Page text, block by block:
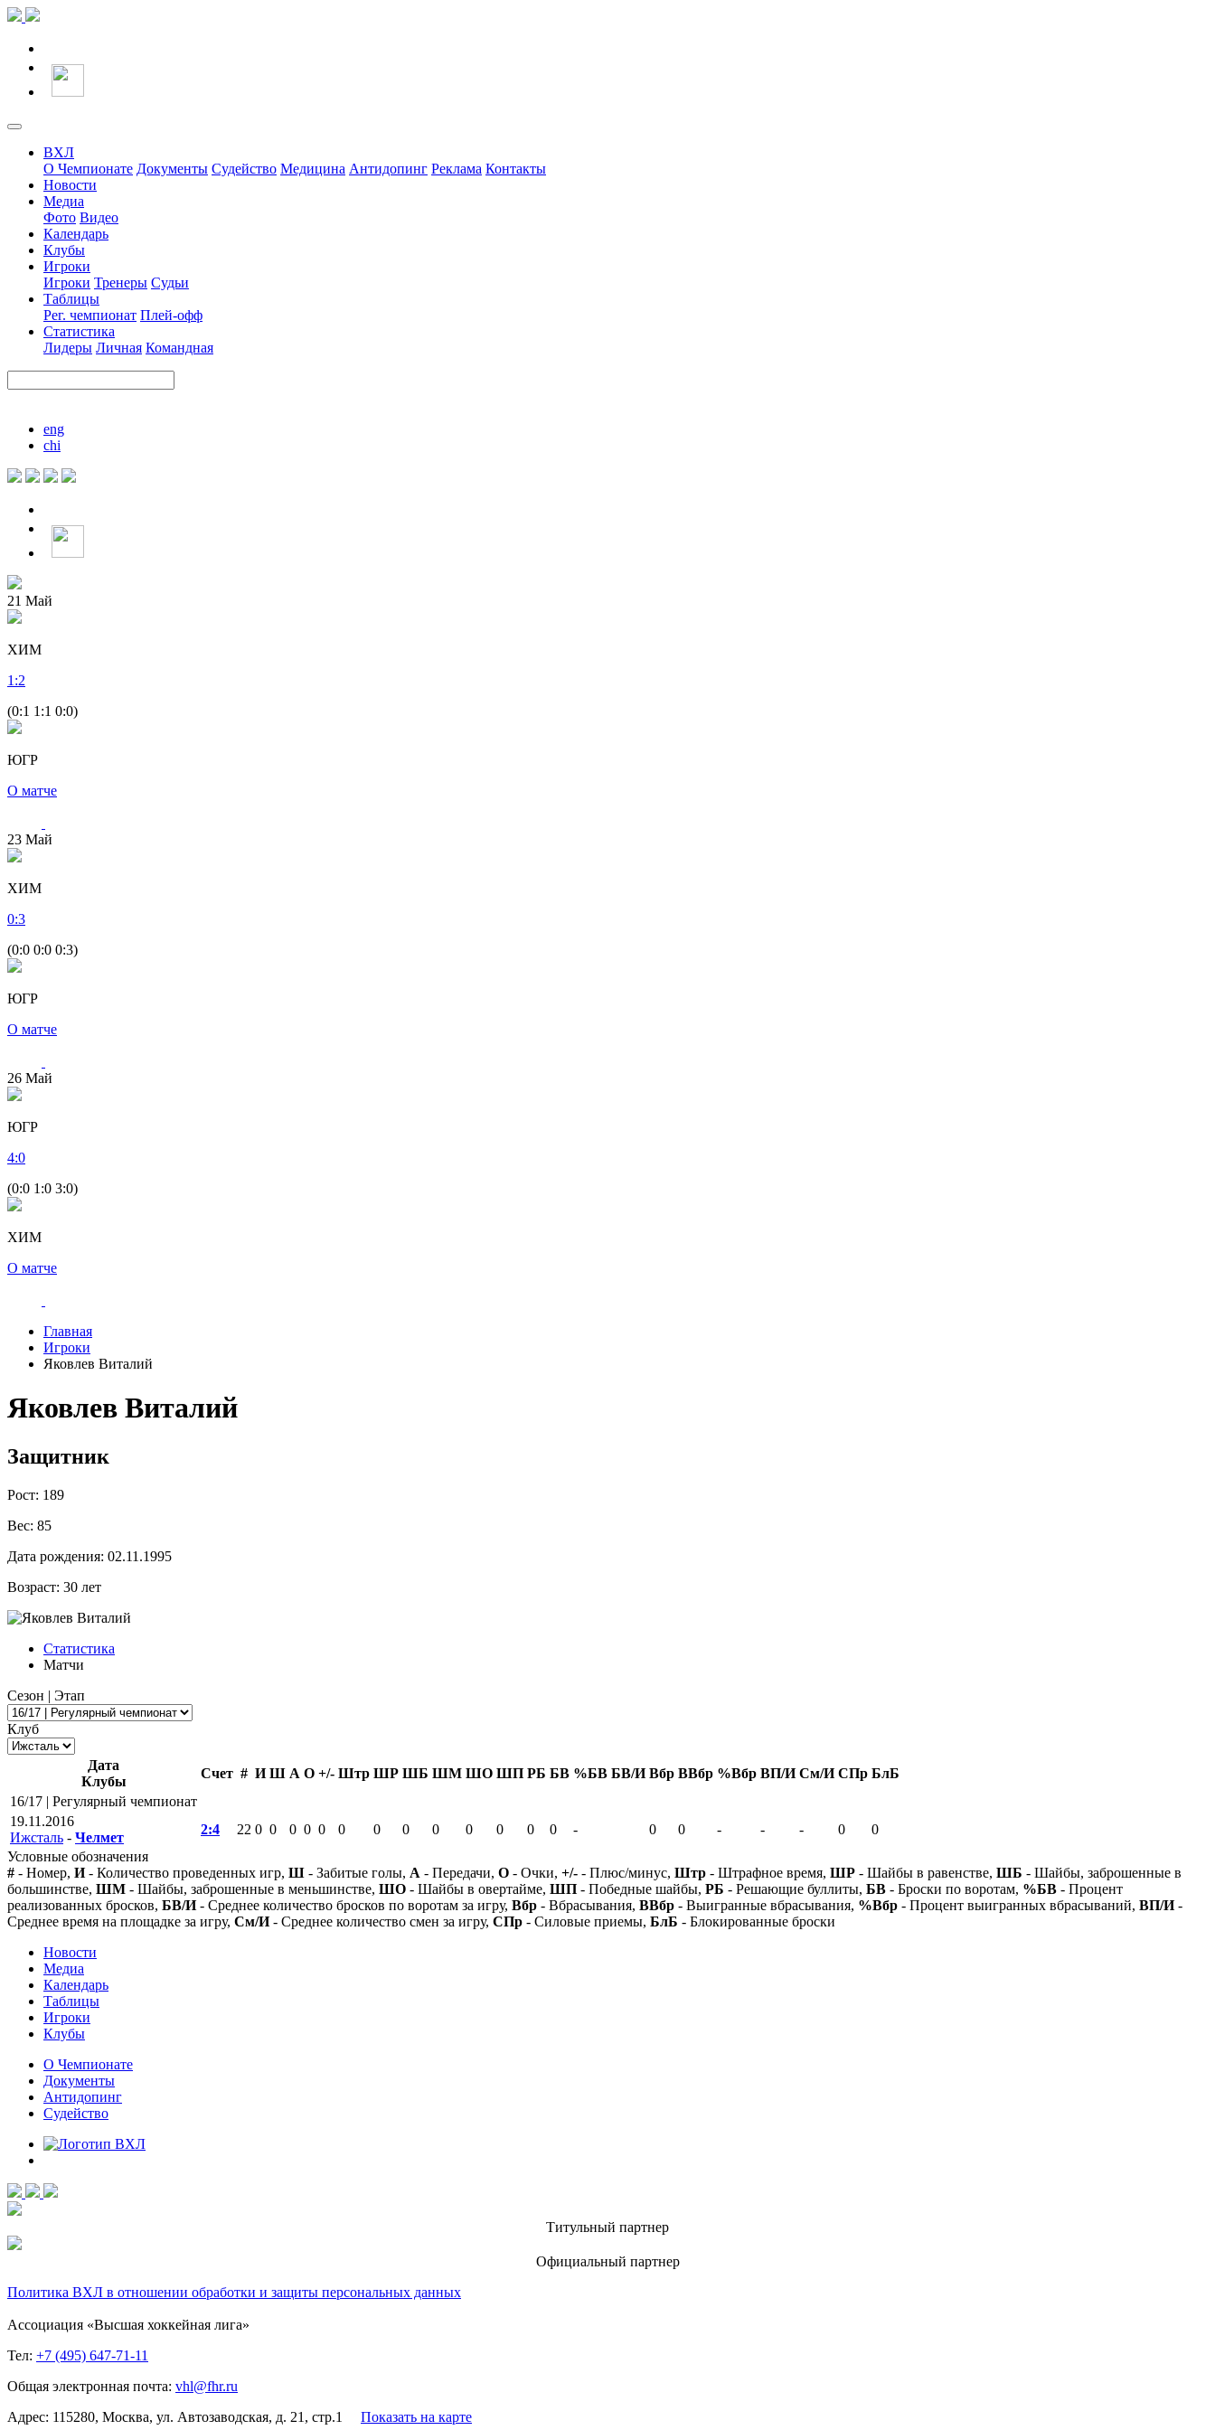
ВХЛ
О Чемпионате Документы Судейство Медицина Антидопинг Реклама Контакты
Новости
Медиа
Фото Видео
Календарь
Клубы
Игроки
Игроки Тренеры Судьи
Таблицы
Рег. чемпионат Плей-офф
Статистика
Лидеры Личная Командная
eng
chi
21 Май
ХИМ
1 :2
(0:1 1:1 0:0)
ЮГР
О матче
23 Май
ХИМ
0:3
(0:0 0:0 0:3)
ЮГР
О матче
26 Май
ЮГР
4:0
(0:0 1:0 3:0)
ХИМ
О матче
Главная
Игроки
Яковлев Виталий
Яковлев Виталий
Защитник
Рост: 189
Вес: 85
Дата рождения: 02.11.1995
Возраст: 30 лет
Статистика
Матчи
Сезон | Этап
Клуб
Дата
Клубы
Счет # И Ш А О +/- Штр ШР ШБ ШМ ШО ШП РБ БВ %БВ БВ/И Вбр ВВбр %Вбр ВП/И См/И СПр БлБ
16/17 | Регулярный чемпионат
19.11.2016
Ижсталь - Челмет
2:4 22 0 0 0 0 0 0 0 0 0 0 0 0 0 - 0 0 - - - 0
0
Условные обозначения
# - Номер, И- Количество проведенных игр, Ш - Забитые голы, А - Передачи, О - Очки, +/- - Плюс/минус, Штр - Штрафное время, ШР - Шайбы в равенстве, ШБ - Шайбы, заброшенные в
большинстве, ШМ - Шайбы, заброшенные в меньшинстве, ШО - Шайбы в овертайме, ШП - Победные шайбы, РБ - Решающие буллиты, БВ - Броски по воротам, %БВ - Процент
реализованных бросков, БВ/И- Среднее количество бросков по воротам за игру, Вбр - Вбрасывания, ВВбр - Выигранные вбрасывания, %Вбр - Процент выигранных вбрасываний, ВП/И-
Среднее время на площадке за игру, См/И- Среднее количество смен за игру, СПр - Силовые приемы, БлБ - Блокированные броски
Новости
Медиа
Календарь
Таблицы
Игроки
Клубы
О Чемпионате
Документы
Антидопинг
Судейство
Титульный партнер
Официальный партнер
Политика ВХЛ в отношении обработки и защиты персональных данных
Ассоциация «Высшая хоккейная лига»
Тел: +7 (495) 647-71-11
Общая электронная почта: vhl@fhr.ru
Адрес: 115280, Москва, ул. Автозаводская, д. 21, стр.1 Показать на карте